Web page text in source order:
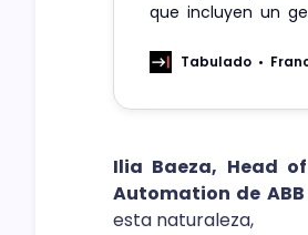
que incluyen un
rectificadores de
Tabulado
Ilia Baeza, Head
Automation de
esta naturaleza,